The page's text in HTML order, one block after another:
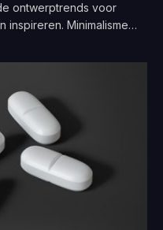
ontwerptrends voor
inspireren. Minimalisme…